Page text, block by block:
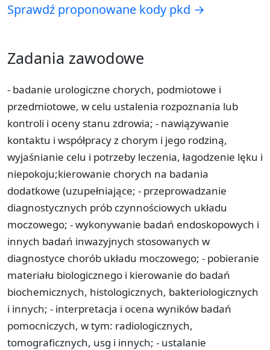
Sprawdź proponowane kody pkd →
Zadania zawodowe
- badanie urologiczne chorych, podmiotowe i
przedmiotowe, w celu ustalenia rozpoznania lub
kontroli i oceny stanu zdrowia; - nawiązywanie
kontaktu i współpracy z chorym i jego rodziną,
wyjaśnianie celu i potrzeby leczenia, łagodzenie lęku i
niepokoju;kierowanie chorych na badania
dodatkowe (uzupełniające; - przeprowadzanie
diagnostycznych prób czynnościowych układu
moczowego; - wykonywanie badań endoskopowych i
innych badań inwazyjnych stosowanych w
diagnostyce chorób układu moczowego; - pobieranie
materiału biologicznego i kierowanie do badań
biochemicznych, histologicznych, bakteriologicznych
i innych; - interpretacja i ocena wyników badań
pomocniczych, w tym: radiologicznych,
tomograficznych, usg i innych; - ustalanie